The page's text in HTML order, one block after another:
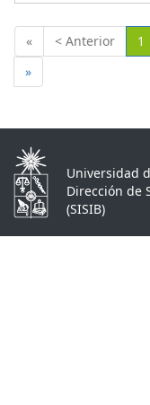
« < Anterior 1
»
Universidad
Dirección de
(SISIB)